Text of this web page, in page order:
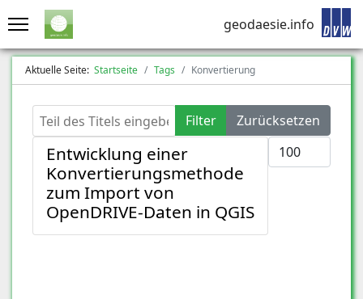
geodaesie.info
Aktuelle Seite: Startseite Tags Konvertierung
Teil des Titels eingeben Filter
Zurücksetzen
Anzeige #
Entwicklung einer
Konvertierungsmethode
zum Import von
OpenDRIVE-Daten in QGIS